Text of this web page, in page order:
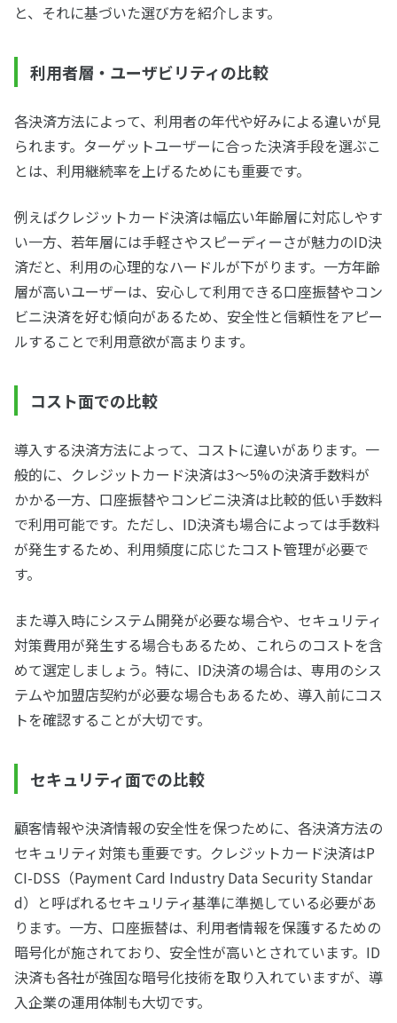
と、それに基づいた選び方を紹介します。
利用者層・ユーザビリティの比較
各決済方法によって、利用者の年代や好みによる違いが見
られます。ターゲットユーザーに合った決済手段を選ぶこ
とは、利用継続率を上げるためにも重要です。
例えばクレジットカード決済は幅広い年齢層に対応しやす
い一方、若年層には手軽さやスピーディーさが魅力のID決
済だと、利用の心理的なハードルが下がります。一方年齢
層が高いユーザーは、安心して利用できる口座振替やコン
ビニ決済を好む傾向があるため、安全性と信頼性をアピー
ルすることで利用意欲が高まります。
コスト面での比較
導入する決済方法によって、コストに違いがあります。一
般的に、クレジットカード決済は3〜5%の決済手数料が
かかる一方、口座振替やコンビニ決済は比較的低い手数料
で利用可能です。ただし、ID決済も場合によっては手数料
が発生するため、利用頻度に応じたコスト管理が必要で
す。
また導入時にシステム開発が必要な場合や、セキュリティ
対策費用が発生する場合もあるため、これらのコストを含
めて選定しましょう。特に、ID決済の場合は、専用のシス
テムや加盟店契約が必要な場合もあるため、導入前にコス
トを確認することが大切です。
セキュリティ面での比較
顧客情報や決済情報の安全性を保つために、各決済方法の
セキュリティ対策も重要です。クレジットカード決済はP
CI-DSS（Payment Card Industry Data Security Standar
d）と呼ばれるセキュリティ基準に準拠している必要があ
ります。一方、口座振替は、利用者情報を保護するための
暗号化が施されており、安全性が高いとされています。ID
決済も各社が強固な暗号化技術を取り入れていますが、導
入企業の運用体制も大切です。